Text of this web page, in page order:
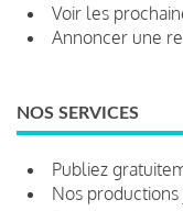
Voir les
Annoncer une
NOS SERVICES
Publiez
Nos